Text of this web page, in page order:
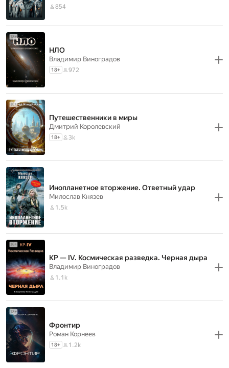
854
НЛО
Владимир Виноградов
18+ 972
Путешественники в миры
Дмитрий Королевский
18+ 3k
Инопланетное вторжение. Ответный удар
Милослав Князев
1.5k
КР — IV. Космическая разведка. Черная дыра
Владимир Виноградов
1.1k
Фронтир
Роман Корнеев
18+ 1.2k